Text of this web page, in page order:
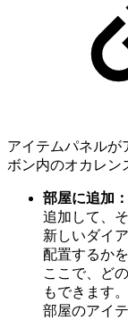
アイテムパネルが
ボン内のオカレン
部屋に追加：
追加して、
新しいダイ
配置するか
ここで、ど
もできます。
部屋のアイ